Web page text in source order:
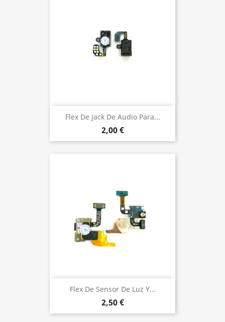
Flex De Jack De Audio Para...
2,00 €
Flex De Sensor De Luz Y...
2,50 €